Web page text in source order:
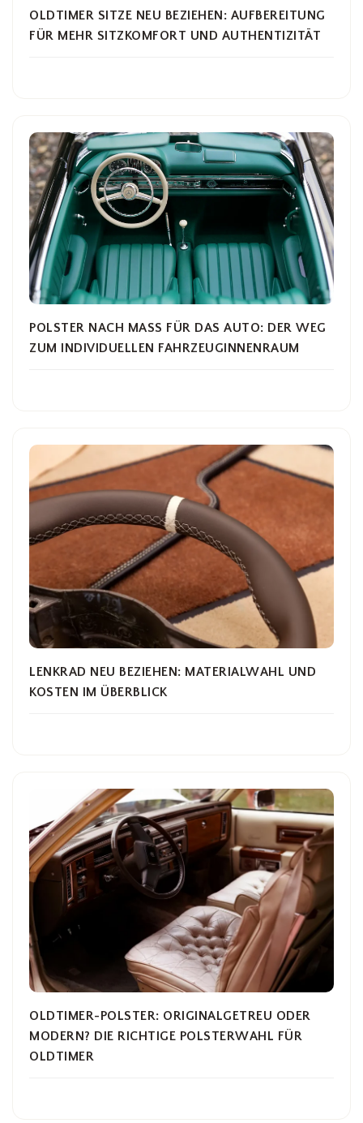
OLDTIMER SITZE NEU BEZIEHEN: AUFBEREITUNG
FÜR MEHR SITZKOMFORT UND AUTHENTIZITÄT
POLSTER NACH MASS FÜR DAS AUTO: DER WEG Z
UM INDIVIDUELLEN FAHRZEUGINNENRAUM
LENKRAD NEU BEZIEHEN: MATERIALWAHL UND
KOSTEN IM ÜBERBLICK
OLDTIMER-POLSTER: ORIGINALGETREU ODER
MODERN? DIE RICHTIGE POLSTERWAHL FÜR
OLDTIMER